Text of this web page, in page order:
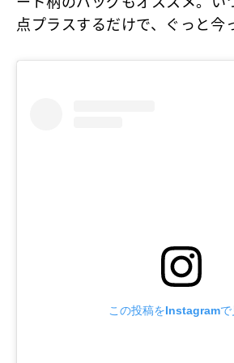
点プラスするだけで、ぐっと今
この投稿をInstagramで